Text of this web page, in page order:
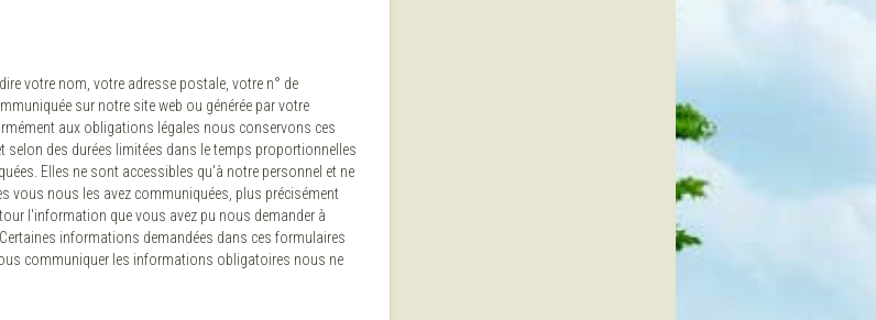
votre nom, votre adresse postale, votre n° de
sur notre site web ou générée par votre
aux obligations légales nous conservons ces
des durées limitées dans le temps proportionnelles
Elles ne sont accessibles qu'à notre personnel et ne
vous nous les avez communiquées, plus précisément
l'information que vous avez pu nous demander à
informations demandées dans ces formulaires
communiquer les informations obligatoires nous ne